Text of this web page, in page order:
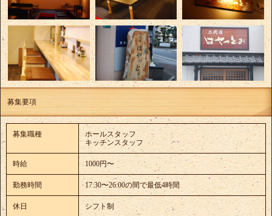
募集要項
募集職種
ホールスタッフ
キッチンスタッフ
時給 1000円〜
勤務時間 17:30〜26:00の間で最低4時間
休日 シフト制